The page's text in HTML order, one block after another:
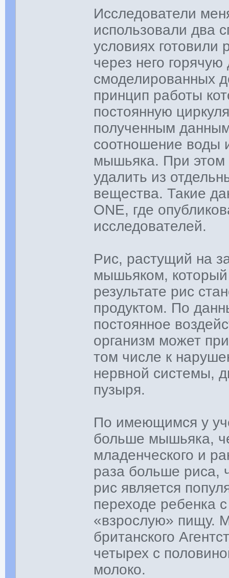
Исследователи
использовали два
условиях готовили
через него
смоделированных
принцип работы
постоянную
полученным
соотношение воды
мышьяка. При этом
удалить из
вещества. Такие
ONE, где
исследователей.
Рис, растущий на
мышьяком,
результате рис
продуктом. По
постоянное
организм может
том числе к
нервной системы,
пузыря.
По имеющимся у
больше мышьяка,
младенческого и
раза больше риса,
рис является
переходе ребенка
«взрослую» пищу.
британского
четырех с
молоко.